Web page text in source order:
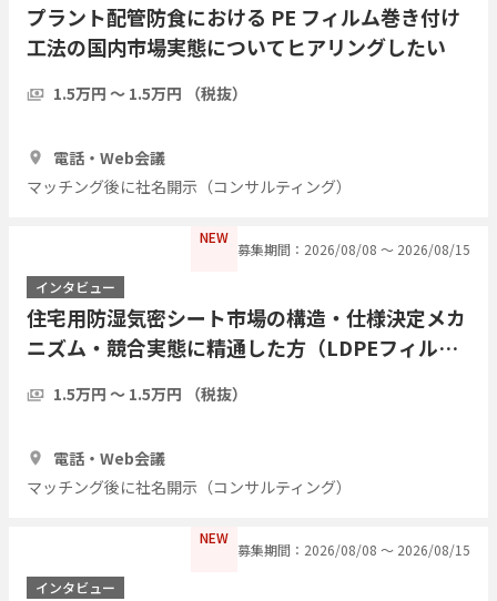
プラント配管防食における PE フィルム巻き付け
工法の国内市場実態についてヒアリングしたい
1.5万円 〜 1.5万円 （税抜）
電話・Web会議
マッチング後に社名開示（コンサルティング）
NEW
募集期間：2026/08/08 〜 2026/08/15
インタビュー
住宅用防湿気密シート市場の構造・仕様決定メカ
ニズム・競合実態に精通した方（LDPEフィル
グしたい
1.5万円 〜 1.5万円 （税抜）
電話・Web会議
マッチング後に社名開示（コンサルティング）
NEW
募集期間：2026/08/08 〜 2026/08/15
インタビュー